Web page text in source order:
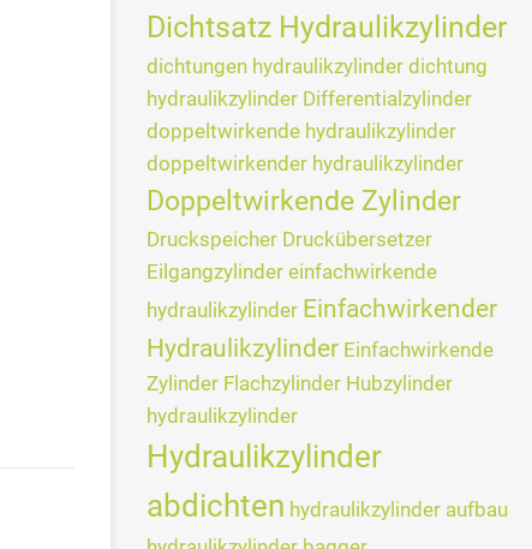
Dichtsatz Hydraulikzylinder
dichtungen hydraulikzylinder dichtung
hydraulikzylinder Differentialzylinder
doppeltwirkende hydraulikzylinder
doppeltwirkender hydraulikzylinder
Doppeltwirkende Zylinder
Druckspeicher Druckübersetzer
Eilgangzylinder einfachwirkende
hydraulikzylinder Einfachwirkender
Hydraulikzylinder Einfachwirkende
Zylinder Flachzylinder Hubzylinder
hydraulikzylinder
Hydraulikzylinder
abdichten hydraulikzylinder aufbau